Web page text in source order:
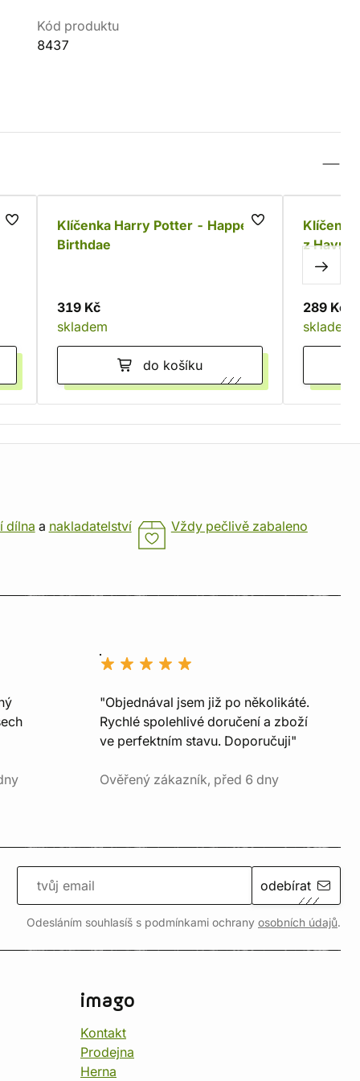
Kód produktu
8437
Klíčenka Harry Potter - Happee
Birthdae
319 Kč
skladem
do košíku
z
289 Kč
skladem
dílna a nakladatelství Vždy pečlivě zabaleno
"Objednával jsem již po několikáté.
Rychlé spolehlivé doručení a zboží
ve perfektním stavu. Doporučuji"
Ověřený zákazník, před 6 dny
odebírat
Odesláním souhlasíš s podmínkami ochrany osobních údajů.
imago
Kontakt
Prodejna
Herna